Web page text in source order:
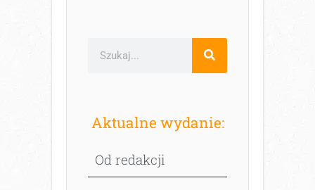
Aktualne wydanie:
Od redakcji